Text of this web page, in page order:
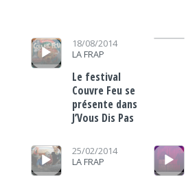
Lecteur audio
18/08/2014
LA FRAP
Le festival
Couvre Feu se
présente dans
J’Vous Dis Pas
Lecteur audio
Lecteur audio
25/02/2014
LA FRAP
Lecteur audio